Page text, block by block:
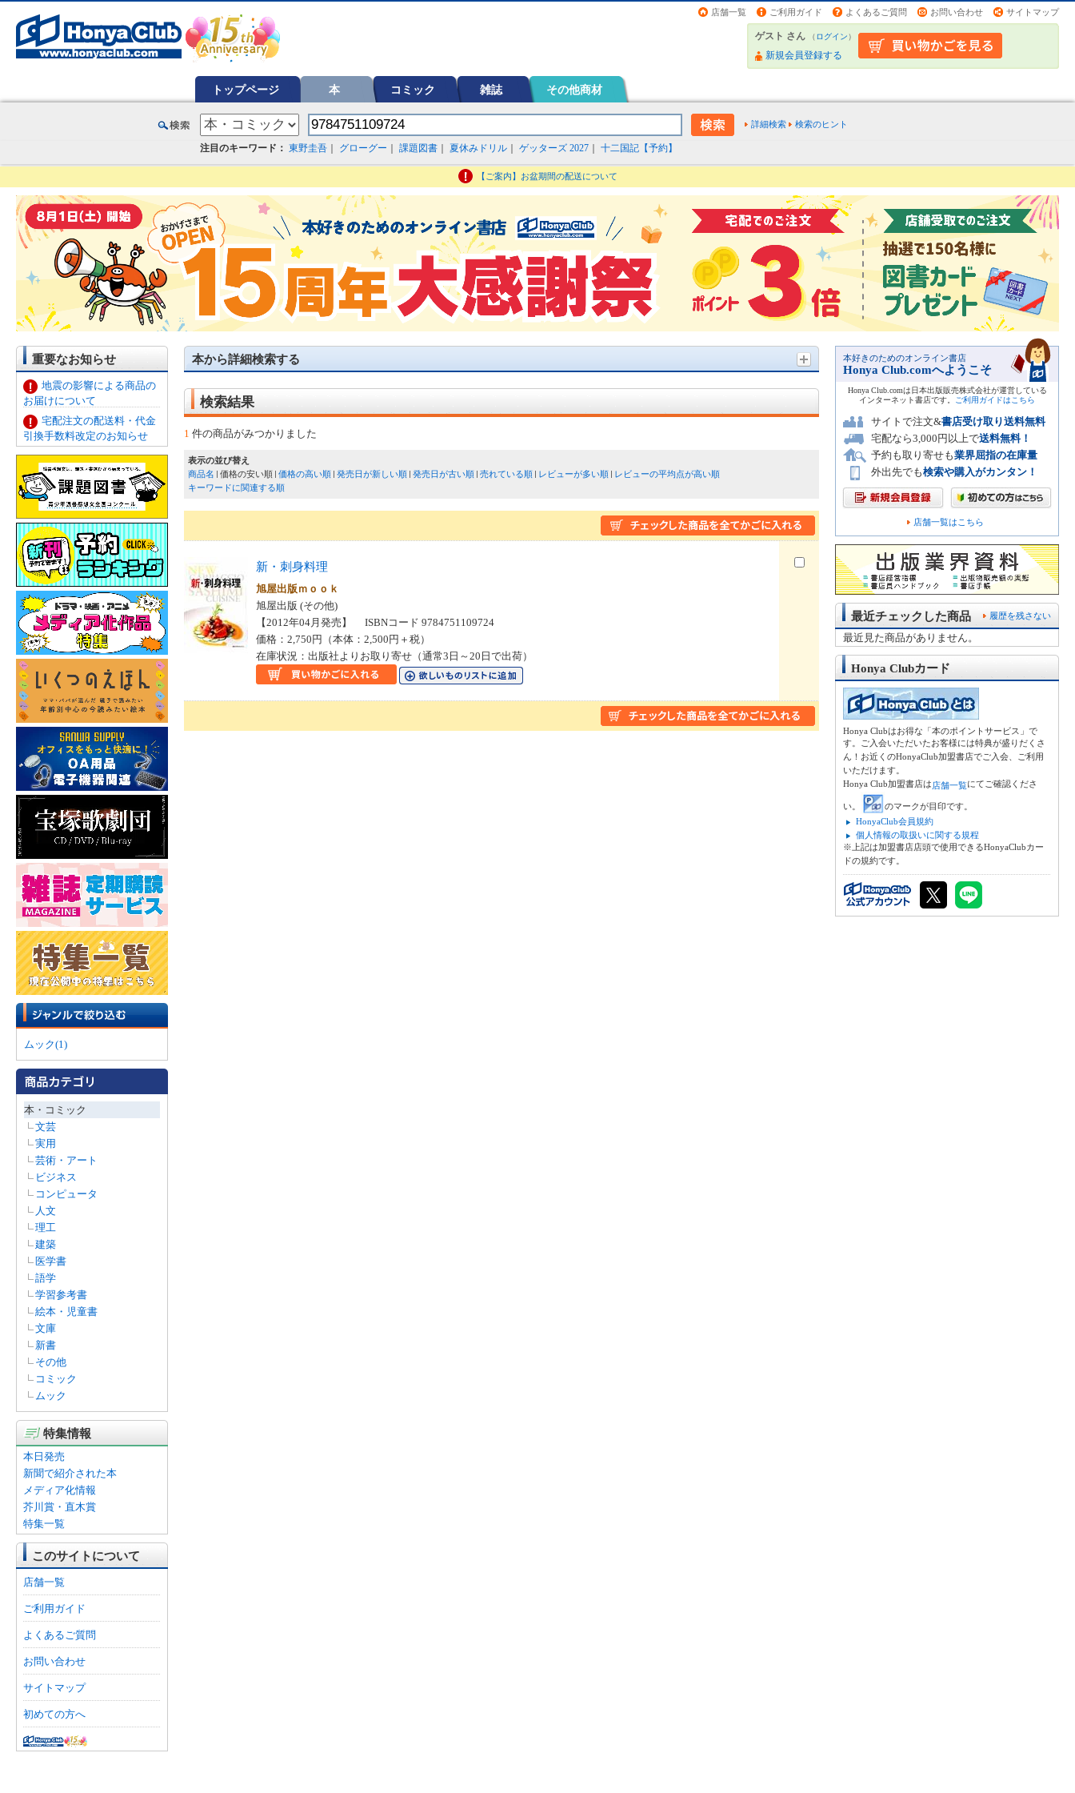
店舗一覧 ご利用ガイド よくあるご質問 お問い合わせ サイトマップ
ゲスト さん （ログイン）
新規会員登録する
トップページ 本 コミック 雑誌 その他商材
詳細検索 検索のヒント
注目のキーワード： 東野圭吾 グローグー 課題図書 夏休みドリル ゲッターズ 2027 十二国記【予約】
【ご案内】お盆期間の配送について
重要なお知らせ
地震の影響による商品の
お届けについて
宅配注文の配送料・代金
引換手数料改定のお知らせ
ムック(1)
本・コミック
文芸
実用
芸術・アート
ビジネス
コンピュータ
人文
理工
建築
医学書
語学
学習参考書
絵本・児童書
文庫
新書
その他
コミック
ムック
特集情報
本日発売
新聞で紹介された本
メディア化情報
芥川賞・直木賞
特集一覧
このサイトについて
店舗一覧
ご利用ガイド
よくあるご質問
お問い合わせ
サイトマップ
初めての方へ
本から詳細検索する
検索結果
1 件の商品がみつかりました
表示の並び替え
商品名
価格の安い順 価格の高い順 発売日が新しい順 発売日が古い順 売れている順 レビューが多い順
レビューの平均点が高い順
キーワードに関連する順
新・刺身料理
旭屋出版ｍｏｏｋ
旭屋出版 (その他)
【2012年04月発売】 ISBNコード 9784751109724
価格：2,750円（本体：2,500円＋税）
在庫状況：出版社よりお取り寄せ（通常3日～20日で出荷）
本好きのためのオンライン書店
Honya Club.comへようこそ
Honya Club.comは日本出版販売株式会社が運営している
インターネット書店です。
ご利用ガイドはこちら
サイトで注文&書店受け取り送料無料
宅配なら3,000円以上で送料無料！
予約も取り寄せも業界屈指の在庫量
外出先でも検索や購入がカンタン！
店舗一覧はこちら
履歴を残さない
最近チェックした商品
最近見た商品がありません。
Honya Clubカード
Honya Clubはお得な「本のポイントサービス」で
す。ご入会いただいたお客様には特典が盛りだくさ
ん！お近くのHonyaClub加盟書店でご入会、ご利用
いただけます。
Honya Club加盟書店は店舗一覧にてご確認くださ
い。
のマークが目印です。
HonyaClub会員規約
個人情報の取扱いに関する規程
※上記は加盟書店店頭で使用できるHonyaClubカー
ドの規約です。